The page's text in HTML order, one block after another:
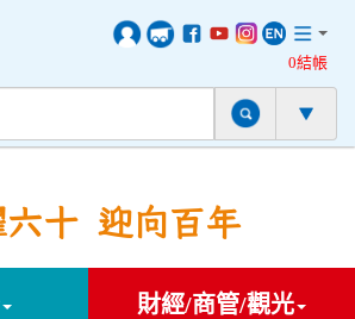
0結帳
六十 迎向百年
財經/商管/觀光